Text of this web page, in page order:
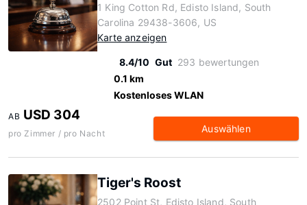
1 King Cotton Rd, Edisto Island, South
Carolina 29438-3606, US
Karte anzeigen
8.4/10 Gut 293 bewertungen
0.1 km
Kostenloses WLAN
AB USD 304
pro Zimmer / pro Nacht Auswählen
Tiger's Roost
2502 Point St, Edisto Island, South